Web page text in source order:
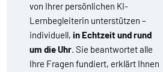
von Ihrer persönlichen KI-
Lernbegleiterin unterstützen –
individuell, in Echtzeit und rund
um die Uhr. Sie beantwortet alle
Ihre Fragen fundiert, erklärt Ihnen